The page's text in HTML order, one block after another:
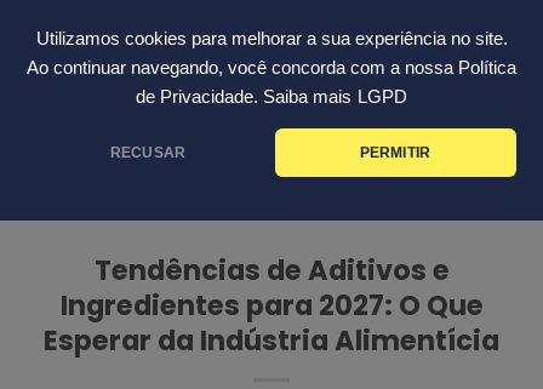
Utilizamos cookies para melhorar a sua experiência no site.
Ao continuar navegando, você concorda com a nossa Política
de Privacidade. Saiba mais LGPD
RECUSAR PERMITIR
content
TENDÊNCIAS DE ADITIVOS E
INGREDIENTES PARA 2027 | ARTIGO
DE MERCADO
Tendências de Aditivos e
Ingredientes para 2027: O Que
Esperar da Indústria Alimentícia